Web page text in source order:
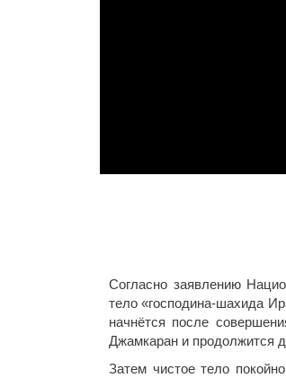
Согласно заявлению
тело «господина-шахида
начнётся после
Джамкаран и продолжится
Затем чистое тело